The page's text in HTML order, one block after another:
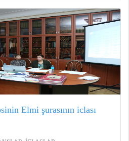
Elmi şurasının iclası